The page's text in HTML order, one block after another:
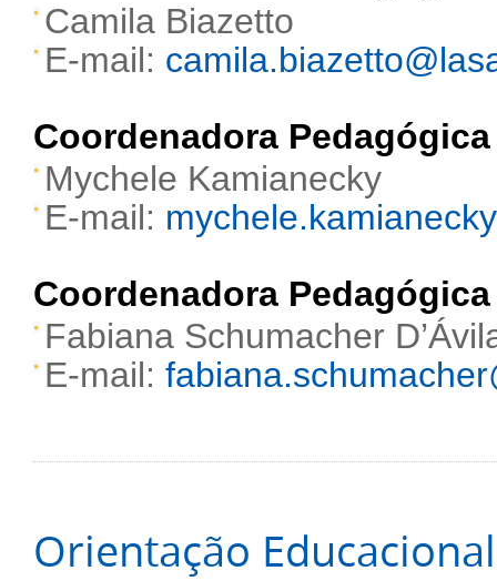
Camila Biazetto
E-mail:
Coordenadora
Mychele Kamianecky
E-mail:
Coordenadora
Fabiana Schumacher
E-mail:
Orientação Educacional